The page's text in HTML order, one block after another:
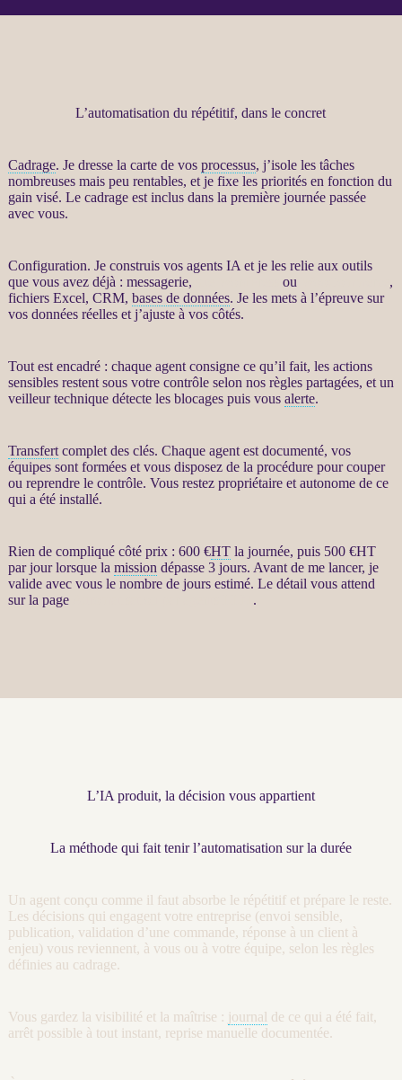
L’automatisation du répétitif, dans le concret
Cadrage. Je dresse la carte de vos processus, j’isole les tâches
nombreuses mais peu rentables, et je fixe les priorités en fonction du
gain visé. Le cadrageest inclus dans la première journée passée
avec vous.
Configuration. Je construis vos agents IA et je les relie aux outils
que vous avez déjà : messagerie,
ou
,
fichiers Excel, CRM, bases de données. Je les mets à l’épreuve sur
vos donnéesréelles et j’ajuste à vos côtés.
Tout est encadré : chaque agentconsigne ce qu’il fait, les actions
sensibles restent sous votre contrôle selon nos règles partagées, et un
veilleur technique détecte les blocages puis vous alerte.
Transfertcomplet des clés. Chaque agentest documenté, vos
équipes sont formées et vous disposez de la procédure pour couper
ou reprendre le contrôle. Vous restez propriétaire et autonome de ce
qui a été installé.
Rien de compliqué côté prix : 600 €HTla journée, puis 500 €HT
par jour lorsque la mission dépasse 3 jours. Avant de me lancer, je
valide avec vous le nombre de jours estimé. Le détail vous attend
sur la page
.
L’IA produit, la décision vous appartient
La méthode qui fait tenir l’automatisation sur la durée
Un agent conçu comme il faut absorbe le répétitif et prépare le reste.
Les décisions qui engagent votre entreprise (envoi sensible,
publication, validation d’une commande, réponse à un client à
enjeu) vous reviennent, à vous ou à votre équipe, selon les règles
définies au cadrage.
Vous gardez la visibilité et la maîtrise : journal de ce qui a été fait,
arrêt possible à tout instant, reprise manuelle documentée.